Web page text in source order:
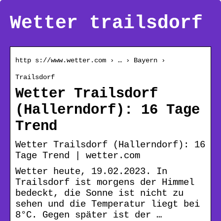
Wetter trailsdorf
http s://www.wetter.com › … › Bayern ›
Trailsdorf
Wetter Trailsdorf
(Hallerndorf): 16 Tage
Trend
Wetter Trailsdorf (Hallerndorf): 16
Tage Trend | wetter.com
Wetter heute, 19.02.2023. In
Trailsdorf ist morgens der Himmel
bedeckt, die Sonne ist nicht zu
sehen und die Temperatur liegt bei
8°C. Gegen später ist der …